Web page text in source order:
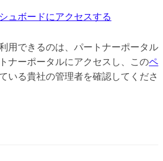
ュボードにアクセスする
用できるのは、パートナーポータル
ナーポータルにアクセスし、このペ
いる貴社の管理者を確認してくださ